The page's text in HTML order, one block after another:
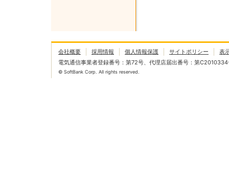
会社概要 採用情報 個人情報保護 サイトポリシー
表
電気通信事業者登録番号：第72号、代理店届出番号：第C2010334
© SoftBank Corp. All rights reserved.